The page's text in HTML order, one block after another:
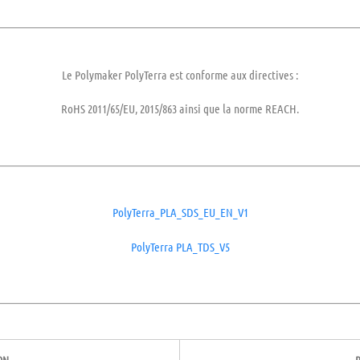
Le Polymaker PolyTerra est conforme aux directives :
RoHS 2011/65/EU, 2015/863 ainsi que la norme REACH.
PolyTerra_PLA_SDS_EU_EN_V1
PolyTerra PLA_TDS_V5